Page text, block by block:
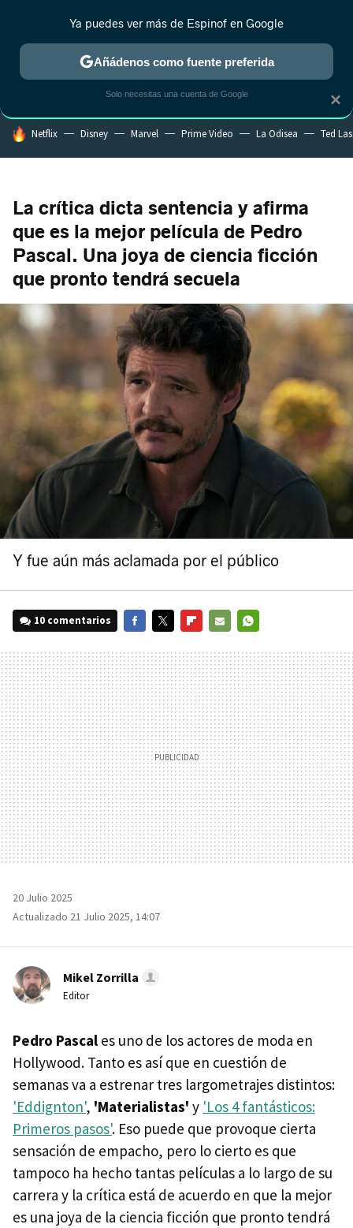
MENÚ NUEVO
ESTRENOS REALITY ANIME RANKINGS CINE
HOY SE HABLA DE
Netflix Disney Marvel Prime Video La Odisea Ted
La crítica dicta sentencia y afirma
que es la mejor película de Pedro
Pascal. Una joya de ciencia ficción
que pronto tendrá secuela
Y fue aún más aclamada por el público
10 comentarios
MAIL
20 Julio 2025
Actualizado 21 Julio 2025, 14:07
Mikel Zorrilla
Editor
Pedro Pascal es uno de los actores de moda en
Hollywood. Tanto es así que en cuestión de
semanas va a estrenar tres largometrajes distintos:
'Eddignton', 'Materialistas' y 'Los 4 fantásticos:
Primeros pasos'. Eso puede que provoque cierta
sensación de empacho, pero lo cierto es que
tampoco ha hecho tantas películas a lo largo de su
carrera y la crítica está de acuerdo en que la mejor
es una joya de la ciencia ficción que pronto tendrá
×
Ya puedes ver más de Espinof en Google
Añádenos como fuente preferida
Solo necesitas una cuenta de Google